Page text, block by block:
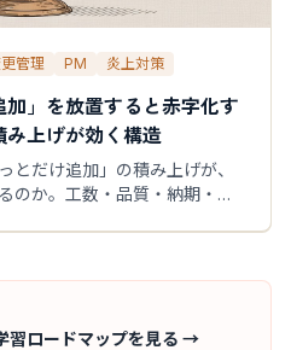
管理 PM 炎上対策
」を放置すると赤字化す
み上げが効く構造
とだけ追加」の積み上げが、
のか。工数・品質・納期・チ
習ロードマップを見る →